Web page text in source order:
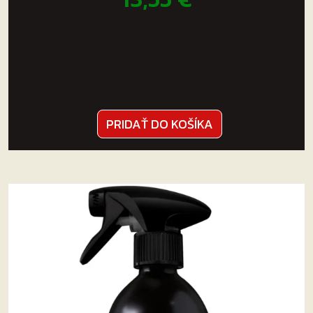
dážkou aj bez). Nosič po upevnení na strešný nosič
Zabezpečenie
Bicykel na nosiči zabezpečítepomocou lanka so
cyklonosiča k nosičom aj bicykla k cyklonosiču
rovnaký kľúč.
PRIDAŤ DO KOŠÍKA